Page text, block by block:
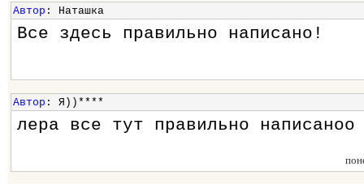
Автор : Наташка
Все здесь правильно написано!
Автор : Я))****
лера все тут правильно написаноо